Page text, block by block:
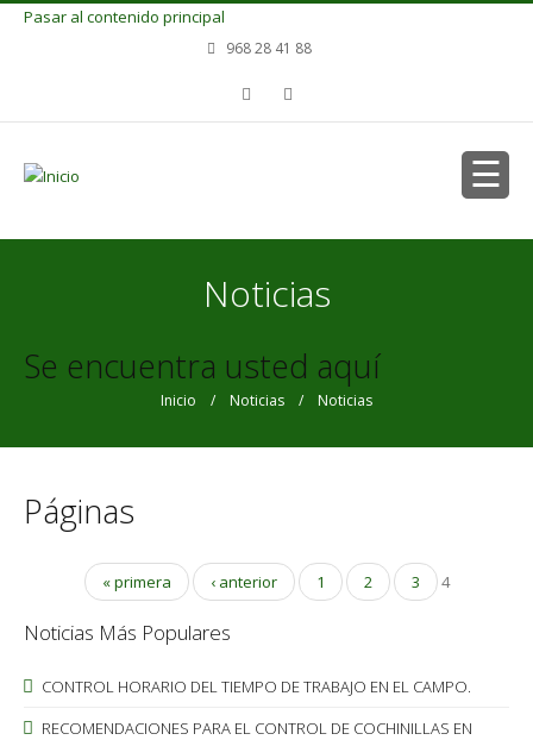
Pasar al contenido principal
968 28 41 88
Noticias
Se encuentra usted aquí
Inicio / Noticias / Noticias
Páginas
« primera ‹ anterior 1 2 3 4
Noticias Más Populares
CONTROL HORARIO DEL TIEMPO DE TRABAJO EN EL CAMPO.
RECOMENDACIONES PARA EL CONTROL DE COCHINILLAS EN